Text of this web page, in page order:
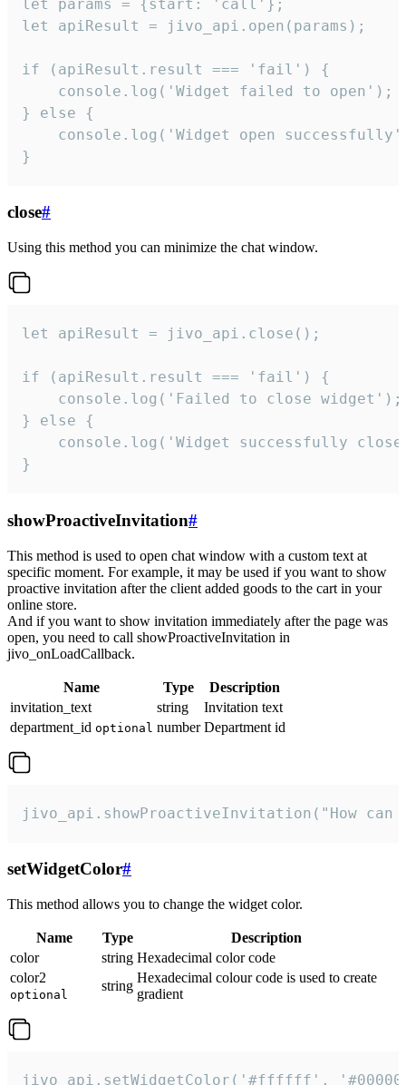
let params = {start: 'call'};
let apiResult = jivo_api.open(params);
if (apiResult.result === 'fail') {
    console.log('Widget failed to open');
} else {
console.log('Widget open
}
close#
Using this method you can minimize the chat window.
let apiResult = jivo_api.close();
if (apiResult.result === 'fail') {
    console.log('Failed to close widget');
} else {
console.log('Widget successfully
}
showProactiveInvitation#
This method is used to open chat window with a custom text at
specific moment. For example, it may be used if you want to show
proactive invitation after the client added goods to the cart in your
online store.
And if you want to show invitation immediately after the page was
open, you need to call showProactiveInvitation in
jivo_onLoadCallback.
Name Type
Description
invitation_text
string
Invitation text
department_id optional number Department id
jivo_api.showProactiveInvitation("How
setWidgetColor#
This method allows you to change the widget color.
Name Type
Description
color
string Hexadecimal color code
color2
optional
string
Hexadecimal colour code is used to create
gradient
jivo_api.setWidgetColor('#ffffff',